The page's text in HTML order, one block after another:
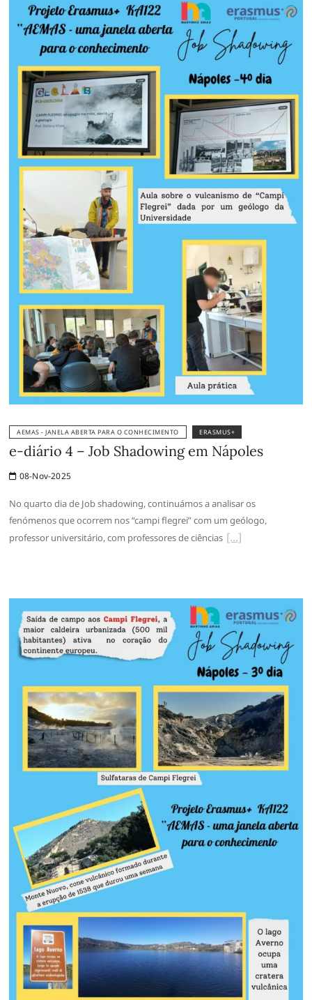
AEMAS - JANELA ABERTA PARA O CONHECIMENTO ERASMUS+
e-diário 4 – Job Shadowing em Nápoles
08-Nov-2025
No quarto dia de Job shadowing, continuámos a analisar os
fenómenos que ocorrem nos “campi flegrei” com um geólogo,
professor universitário, com professores de ciências